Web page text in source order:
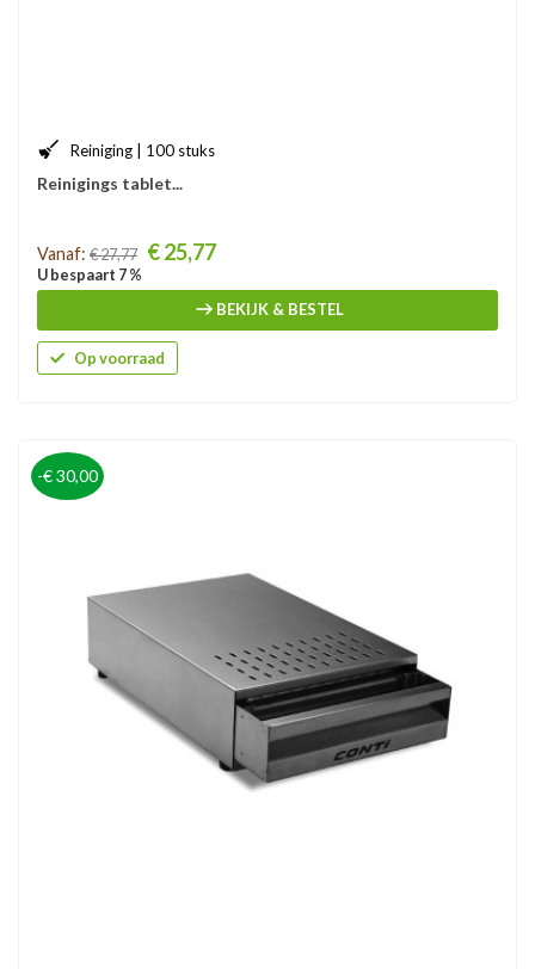
Reiniging | 100 stuks
Reinigings tablet...
Prijs
Vanaf: € 27,77 € 25,77
U bespaart 7 %
BEKIJK & BESTEL
Op voorraad
-€ 30,00